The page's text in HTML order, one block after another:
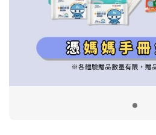
信誼基金會
2022信誼年度報告
2023信誼年度報告
2024信誼年度報告